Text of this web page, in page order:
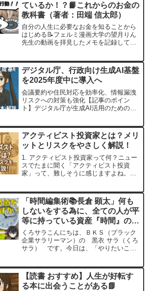
ているか！？📙これからのお金の
教科書（著者：田端 信太郎）
自分の人生に必要なお金を知ることから
はじめる📝フェルミ漫画大学の望月りん
先生の動画を拝見したメモを記録してお
を田端氏の幅広い知見から示唆していま
す。田端氏はNTTデータ、...
デジタル庁、行政向け生成AI基盤
を2025年度中に導入へ
会議要約や住民対応を効率化、情報漏洩
リスクへの対策も強化【記事のポイン
ト】デジタル庁が生成AI活用のための行
「チャットGPT」「Claude」などのAIモ
デルを採用予定...
アクティビスト投資家とは？メリ
ットとリスクをやさしく解説！
1. アクティビスト投資家って何？ニュー
スでたまに聞く「アクティビスト投資
家」って、難しそうに感じますよね。昨
注目ポイント」にも出てきたワードです
ね📝実はこんな人たち...
「時間編集術📚長倉 顕太」何も
しないをする為に、全ての人が平
等に持っている資産『時間』の使
い方を真剣に考える🔜まず『能
力』へ投資せよ⏰
くろサラこんにちは、ＢＫＳ（ブラック
企業サラリーマン）の 黒衣 サラ（くろ
サラ） です。今日は、「やりたいこ
産と2つの時間を使って人生を変えるにつ
いて、簡単にまとめた...
【読書 おすすめ】人生が好転す
る本に出会うことがある📗